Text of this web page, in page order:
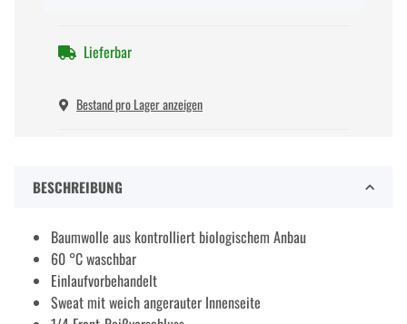
Lieferbar
Bestand pro Lager anzeigen
BESCHREIBUNG
Baumwolle aus kontrolliert biologischem Anbau
60 °C waschbar
Einlaufvorbehandelt
Sweat mit weich angerauter Innenseite